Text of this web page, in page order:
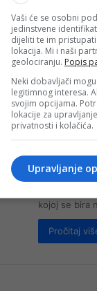
Konjicu.
Pročitaj
nk 2 8.
Radio
2023“
i balkon
Radio Konjic
kojoj se bira
Pročitaj
Vaši će se osobni
jedinstvene
dijeliti te im
lokacija. Mi i naši
geolociranju. Popis
Neki dobavljači
legitimnog interesa.
svojim opcijama.
lokacije za
privatnosti i kolačića.
Upravljanje